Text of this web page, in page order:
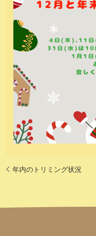
年内のトリミング状況